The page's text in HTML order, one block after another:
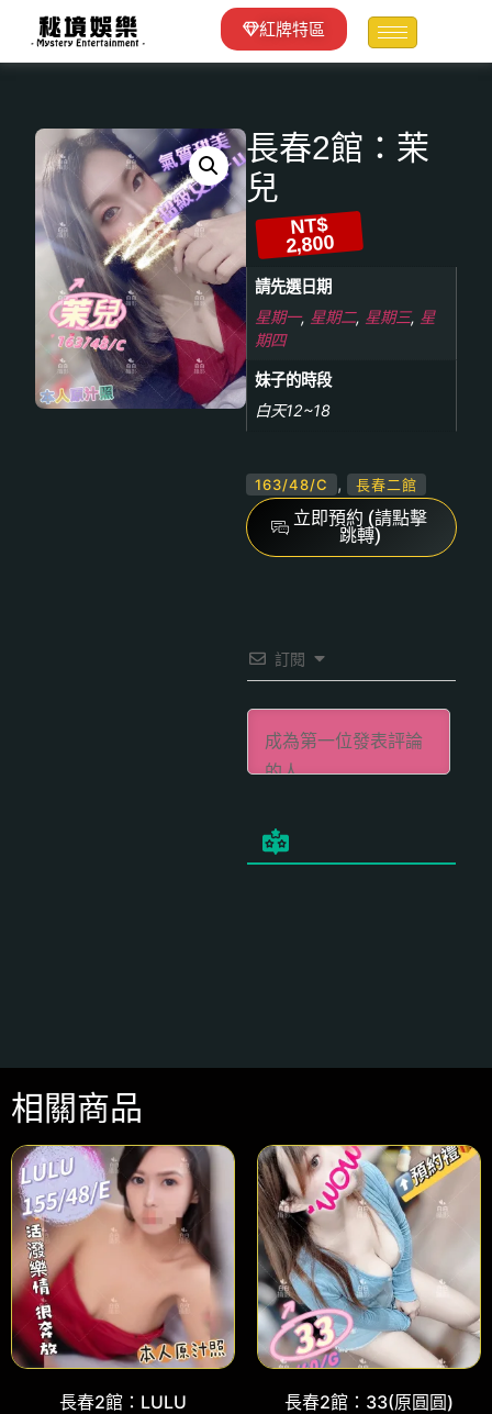
紅牌特區
長春2館：茉
兒
NT$
2,800
請先選日期
星期一, 星期二, 星期三, 星
期四
妹子的時段
白天12~18
163/48/C , 長春二館
立即預約 (請點擊
跳轉)
訂閱
相關商品
長春2館：LULU 長春2館：33(原圓圓)